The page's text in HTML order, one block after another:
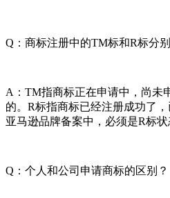
Q：商标注册中的TM标和R标分
A：TM指商标正在申请中，尚未
的。R标指商标已经注册成功了
亚马逊品牌备案中，必须是R标状
Q：个人和公司申请商标的区别？